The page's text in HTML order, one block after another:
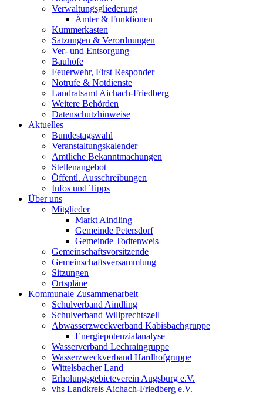
Verwaltungsgliederung
Ämter & Funktionen
Kummerkasten
Satzungen & Verordnungen
Ver- und Entsorgung
Bauhöfe
Feuerwehr, First Responder
Notrufe & Notdienste
Landratsamt Aichach-Friedberg
Weitere Behörden
Datenschutzhinweise
Aktuelles
Bundestagswahl
Veranstaltungskalender
Amtliche Bekanntmachungen
Stellenangebot
Öffentl. Ausschreibungen
Infos und Tipps
Über uns
Mitglieder
Markt Aindling
Gemeinde Petersdorf
Gemeinde Todtenweis
Gemeinschaftsvorsitzende
Gemeinschaftsversammlung
Sitzungen
Ortspläne
Kommunale Zusammenarbeit
Schulverband Aindling
Schulverband Willprechtszell
Abwasserzweckverband Kabisbachgruppe
Energiepotenzialanalyse
Wasserverband Lechraingruppe
Wasserzweckverband Hardhofgruppe
Wittelsbacher Land
Erholungsgebieteverein Augsburg e.V.
vhs Landkreis Aichach-Friedberg e.V.